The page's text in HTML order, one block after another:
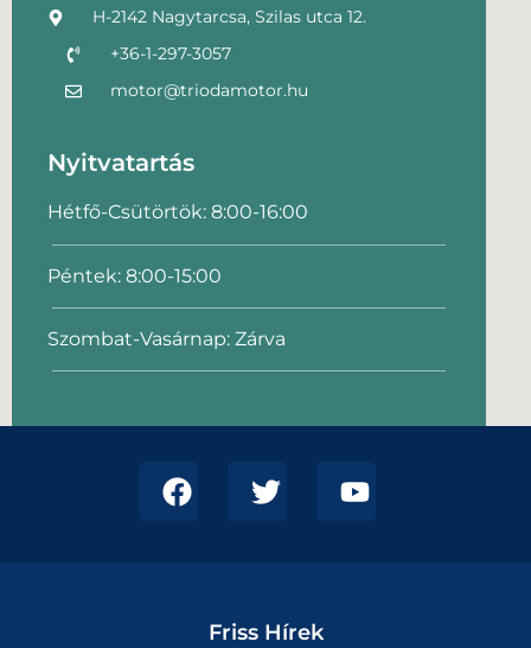
H-2142 Nagytarcsa, Szilas utca 12.
+36-1-297-3057
motor@triodamotor.hu
Nyitvatartás
Hétfő-Csütörtök: 8:00-16:00
Péntek: 8:00-15:00
Szombat-Vasárnap: Zárva
Friss Hírek